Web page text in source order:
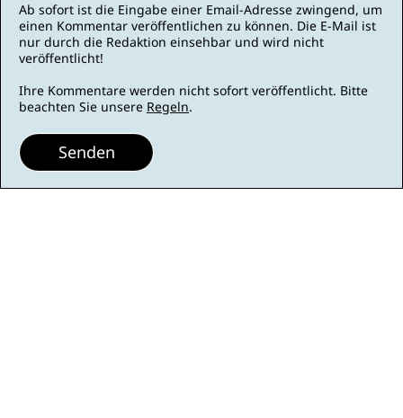
Ab sofort ist die Eingabe einer Email-Adresse zwingend, um
einen Kommentar veröffentlichen zu können. Die E-Mail ist
nur durch die Redaktion einsehbar und wird nicht
veröffentlicht!
Ihre Kommentare werden nicht sofort veröffentlicht. Bitte
beachten Sie unsere Regeln.
Senden